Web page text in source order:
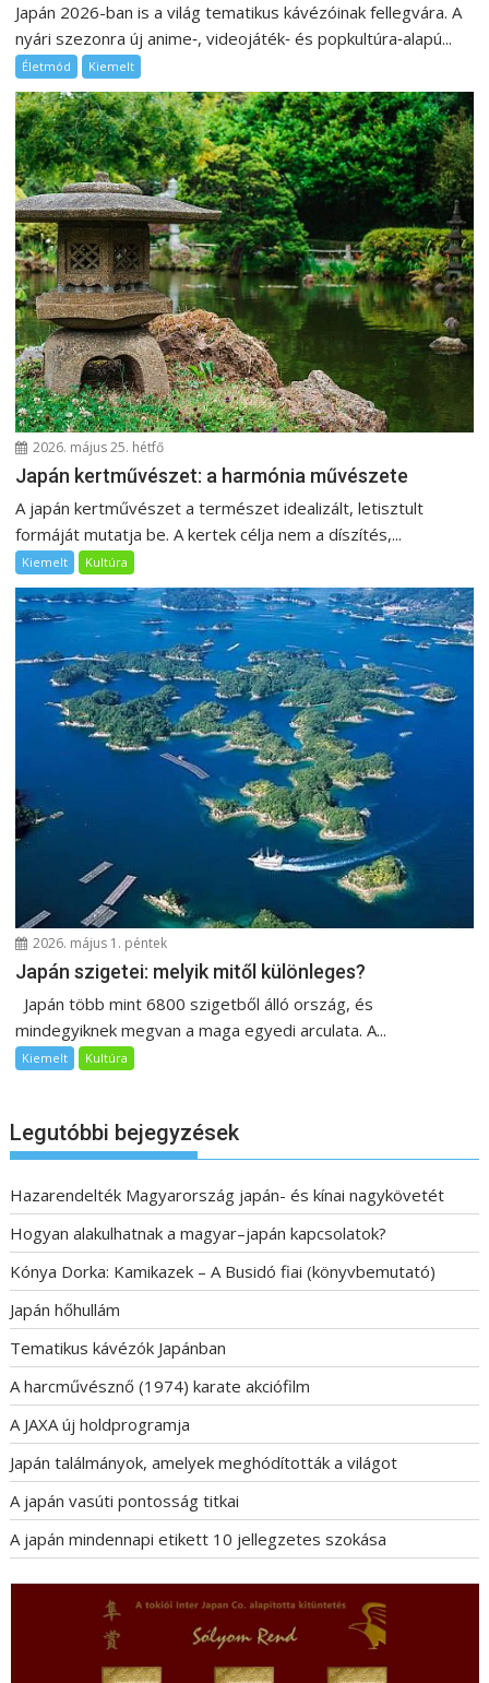
Japán 2026-ban is a világ tematikus kávézóinak fellegvára. A
nyári szezonra új anime‑, videojáték‑ és popkultúra‑alapú...
Életmód Kiemelt
2026. május 25. hétfő
Japán kertművészet: a harmónia művészete
A japán kertművészet a természet idealizált, letisztult
formáját mutatja be. A kertek célja nem a díszítés,...
Kiemelt Kultúra
2026. május 1. péntek
Japán szigetei: melyik mitől különleges?
Japán több mint 6800 szigetből álló ország, és
mindegyiknek megvan a maga egyedi arculata. A...
Kiemelt Kultúra
Legutóbbi bejegyzések
Hazarendelték Magyarország japán- és kínai nagykövetét
Hogyan alakulhatnak a magyar–japán kapcsolatok?
Kónya Dorka: Kamikazek – A Busidó fiai (könyvbemutató)
Japán hőhullám
Tematikus kávézók Japánban
A harcművésznő (1974) karate akciófilm
A JAXA új holdprogramja
Japán találmányok, amelyek meghódították a világot
A japán vasúti pontosság titkai
A japán mindennapi etikett 10 jellegzetes szokása